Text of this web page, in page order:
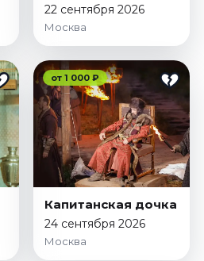
22 сентября 2026
Москва
от 1 000 ₽
Капитанская дочка
24 сентября 2026
Москва